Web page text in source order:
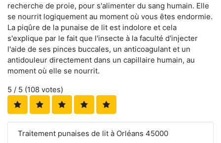
recherche de proie, pour s'alimenter du sang humain. Elle
se nourrit logiquement au moment où vous êtes endormie.
La piqûre de la punaise de lit est indolore et cela
s'explique par le fait que l'insecte à la faculté d'injecter
l'aide de ses pinces buccales, un anticoagulant et un
antidouleur directement dans un capillaire humain, au
moment où elle se nourrit.
5 / 5 (108 votes)
Traitement punaises de lit à Orléans 45000